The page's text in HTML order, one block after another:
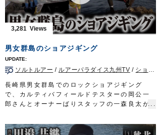
兵庫県三田市/OutDoor House aono様
※2021年12月11日に放送されたテレビ大阪
『ガッ釣り関西』の動画です※一部カットし
ております。
20分～6時50分放送https://www.tv-
osaka.co.jp/ip4/gattsuri/
OWNERMOVIEhttp://ownertv.jp/
オーナーばりwebsite
http://www.owner.co.jp
3,281
男女群島のショアジギング
ソルトルアー / ルアーパラダイス九州TV / ショア青物
長崎県男女群島でのロックショアジギング
で、カルティバフィールドテスターの岡公一
郎さんとオーナーばりスタッフの一森良太が
水面で勝負するトップウォータープラグに対
し、海底から釣り始めるメタルジグは、ある